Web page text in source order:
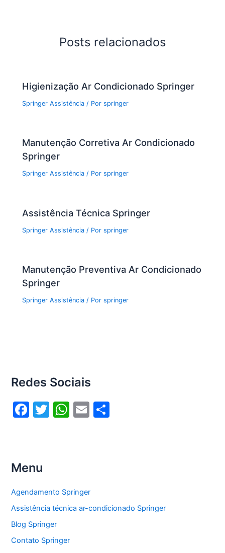
k
A
Posts relacionados
Higienização Ar Condicionado Springer
Springer Assistência / Porspringer
Manutenção Corretiva Ar Condicionado
Springer
Springer Assistência / Porspringer
Assistência Técnica Springer
Springer Assistência / Porspringer
Manutenção Preventiva Ar Condicionado
Springer
Springer Assistência / Porspringer
Redes Sociais
F
b
o
o
k
T
W
p
p
E
Menu
Agendamento Springer
Assistência técnica ar-condicionado Springer
Blog Springer
Contato Springer